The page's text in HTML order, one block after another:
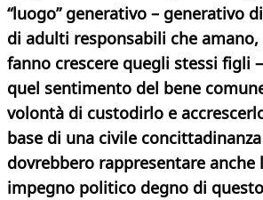
“luogo” generativo – generativo
di adulti responsabili che
fanno crescere quegli stessi figli
quel sentimento del bene
volontà di custodirlo e
base di una civile
dovrebbero rappresentare
impegno politico degno di